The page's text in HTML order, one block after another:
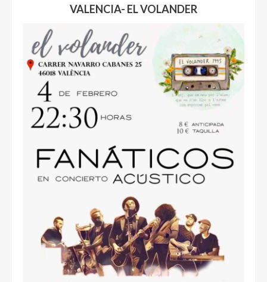
VALENCIA- EL VOLANDER